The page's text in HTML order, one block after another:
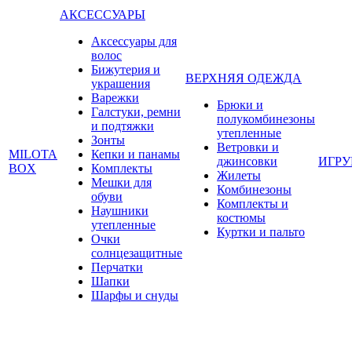
MILOTA
BOX
АКСЕССУАРЫ
Аксессуары для
волос
Бижутерия и
украшения
Варежки
Галстуки, ремни
и подтяжки
Зонты
Кепки и панамы
Комплекты
Мешки для
обуви
Наушники
утепленные
Очки
солнцезащитные
Перчатки
Шапки
Шарфы и снуды
ВЕРХНЯЯ ОДЕЖДА
Брюки и
полукомбинезоны
утепленные
Ветровки и
джинсовки
Жилеты
Комбинезоны
Комплекты и
костюмы
Куртки и пальто